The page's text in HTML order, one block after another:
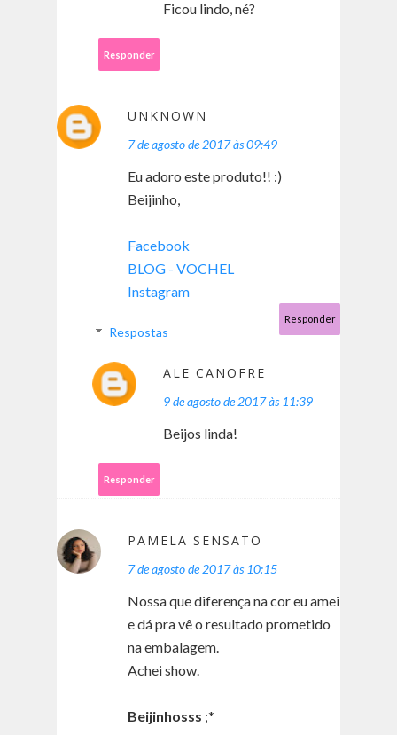
Ficou lindo, né?
Responder
UNKNOWN
7 de agosto de 2017 às 09:49
Eu adoro este produto!! :)
Beijinho,
Facebook
BLOG - VOCHEL
Instagram
Responder
Respostas
ALE CANOFRE
9 de agosto de 2017 às 11:39
Beijos linda!
Responder
PAMELA SENSATO
7 de agosto de 2017 às 10:15
Nossa que diferença na cor eu amei
e dá pra vê o resultado prometido
na embalagem.
Achei show.
Beijinhosss ;*